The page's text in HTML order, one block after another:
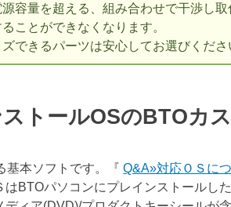
容量を超える、組み合わせで干渉し
ことができなくなります。
できるパーツは安心してお選びくださ
ストールOSのBTO
基本ソフトです。『Q&A»対応ＯＳに
はBTOパソコンにプレインストールし